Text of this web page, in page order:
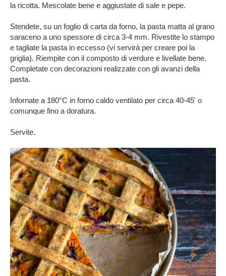
la ricotta. Mescolate bene e aggiustate di sale e pepe.
Stendete, su un foglio di carta da forno, la pasta matta al grano
saraceno a uno spessore di circa 3-4 mm. Rivestite lo stampo
e tagliate la pasta in eccesso (vi servirà per creare poi la
griglia). Riempite con il composto di verdure e livellate bene.
Completate con decorazioni realizzate con gli avanzi della
pasta.
Infornate a 180°C in forno caldo ventilato per circa 40-45' o
comunque fino a doratura.
Servite.